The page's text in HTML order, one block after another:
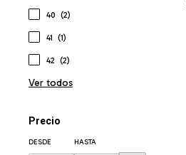
40 (2)
41 (1)
42 (2)
Ver todos
Precio
DESDE HASTA